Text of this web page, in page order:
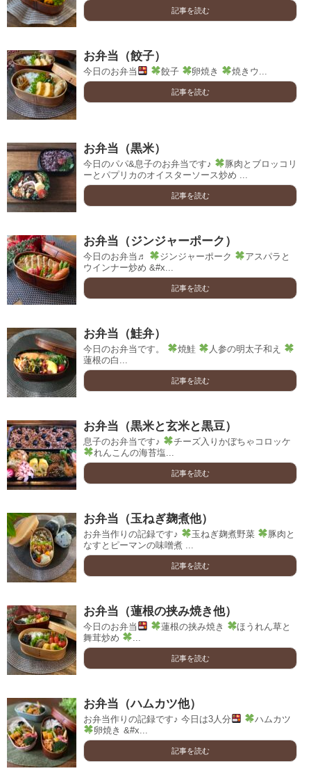
記事を読む
お弁当（餃子）
今日のお弁当 餃子 卵焼き 焼きウ...
記事を読む
お弁当（黒米）
今日のパパ&息子のお弁当です♪
豚肉とブロッコリ
ーとパプリカのオイスターソース炒め ...
記事を読む
お弁当（ジンジャーポーク）
今日のお弁当♬ ジンジャーポーク
アスパラと
ウインナー炒め &#x...
記事を読む
お弁当（鮭弁）
今日のお弁当です。 焼鮭
人参の明太子和え
蓮根の白...
記事を読む
お弁当（黒米と玄米と黒豆）
息子のお弁当です♪
チーズ入りかぼちゃコロッケ
れんこんの海苔塩...
記事を読む
お弁当（玉ねぎ麹煮他）
お弁当作りの記録です♪ 玉ねぎ麹煮野菜
豚肉と
なすとピーマンの味噌煮 ...
記事を読む
お弁当（蓮根の挟み焼き他）
今日のお弁当 蓮根の挟み焼き
ほうれん草と
舞茸炒め
記事を読む
お弁当（ハムカツ他）
お弁当作りの記録です♪ 今日は3人分
ハムカツ
卵焼き &#x...
記事を読む